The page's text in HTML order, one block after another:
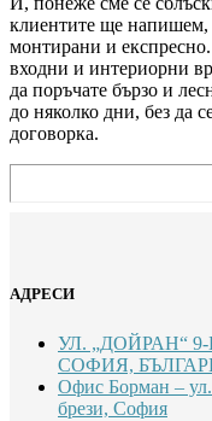
клиентите ще напишем,
монтирани и
входни и интериорни
да поръчате бързо и
до няколко дни, без да
договорка.
АДРЕСИ
УЛ. „ДОЙРАН“
СОФИЯ,
Офис Борман –
брези, София